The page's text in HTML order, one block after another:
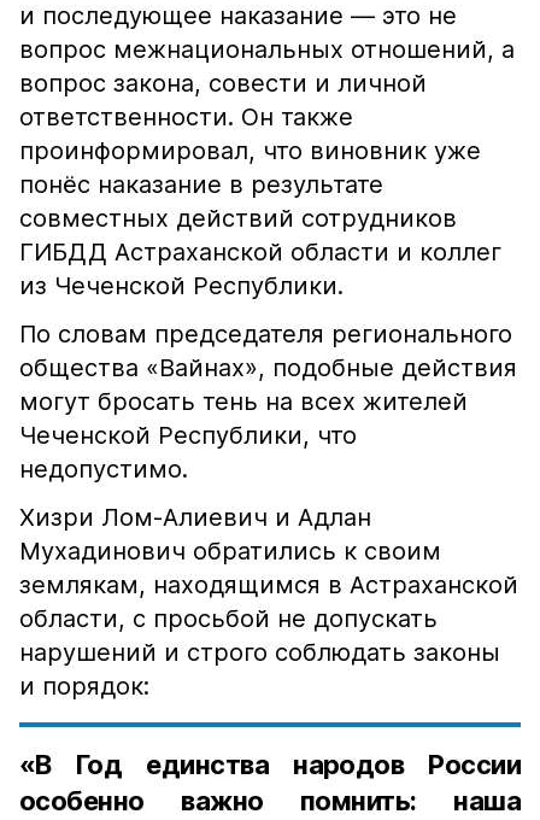
и последующее наказание — это не
вопрос межнациональных отношений, а
вопрос закона, совести и личной
ответственности. Он также
проинформировал, что виновник уже
понёс наказание в результате
совместных действий сотрудников
ГИБДД Астраханской области и коллег
из Чеченской Республики.
По словам председателя регионального
общества «Вайнах», подобные действия
могут бросать тень на всех жителей
Чеченской Республики, что
недопустимо.
Хизри Лом-Алиевич и Адлан
Мухадинович обратились к своим
землякам, находящимся в Астраханской
области, с просьбой не допускать
нарушений и строго соблюдать законы
и порядок:
«В Год единства народов России
особенно важно помнить: наша